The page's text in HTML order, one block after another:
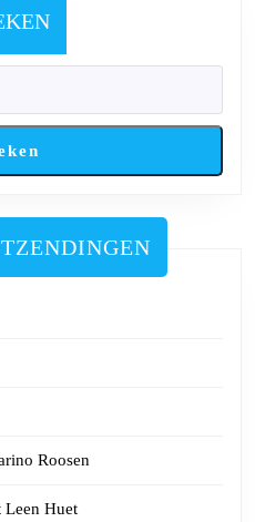
Roosen
Leen Huet